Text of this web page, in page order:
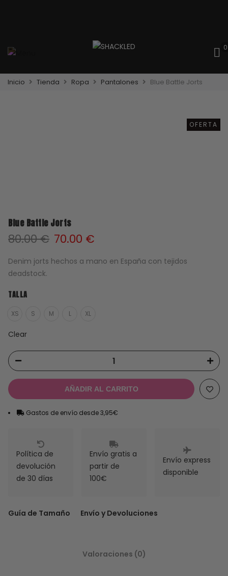
0
Inicio Tienda Ropa Pantalones Blue Battle Jorts
OFERTA
Blue Battle Jorts
80.00€ El
original
70.00 €
actual
Denim jorts hechos a mano en España con tejidos
deadstock.
TALLA
XS S M L XL
Clear
AÑADIR AL CARRITO
Gastos de envío desde 3,95€
Política de
devolución
de 30 días
Envío gratis a
partir de
100€
Envío express
disponible
Guía de Tamaño Envío y Devoluciones
Valoraciones (0)